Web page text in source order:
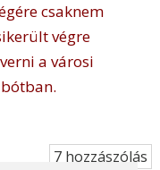
csaknem
végre
a városi
7 hozzászólás